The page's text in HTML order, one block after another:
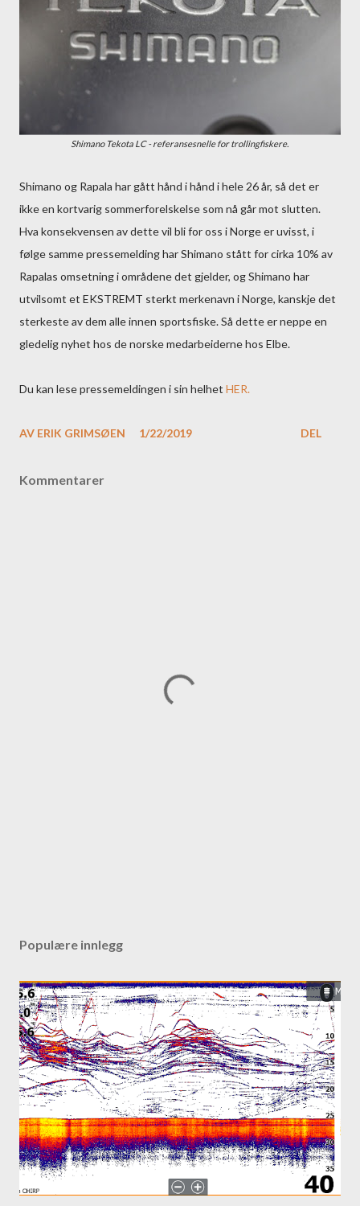
Shimano Tekota LC - referansesnelle for trollingfiskere.
Shimano og Rapala har gått hånd i hånd i hele 26 år, så det er
ikke en kortvarig sommerforelskelse som nå går mot slutten.
Hva konsekvensen av dette vil bli for oss i Norge er uvisst, i
følge samme pressemelding har Shimano stått for cirka 10% av
Rapalas omsetning i områdene det gjelder, og Shimano har
utvilsomt et EKSTREMT sterkt merkenavn i Norge, kanskje det
sterkeste av dem alle innen sportsfiske. Så dette er neppe en
gledelig nyhet hos de norske medarbeiderne hos Elbe.
Du kan lese pressemeldingen i sin helhet HER.
AV ERIK GRIMSØEN 1/22/2019 DEL
Kommentarer
Populære innlegg